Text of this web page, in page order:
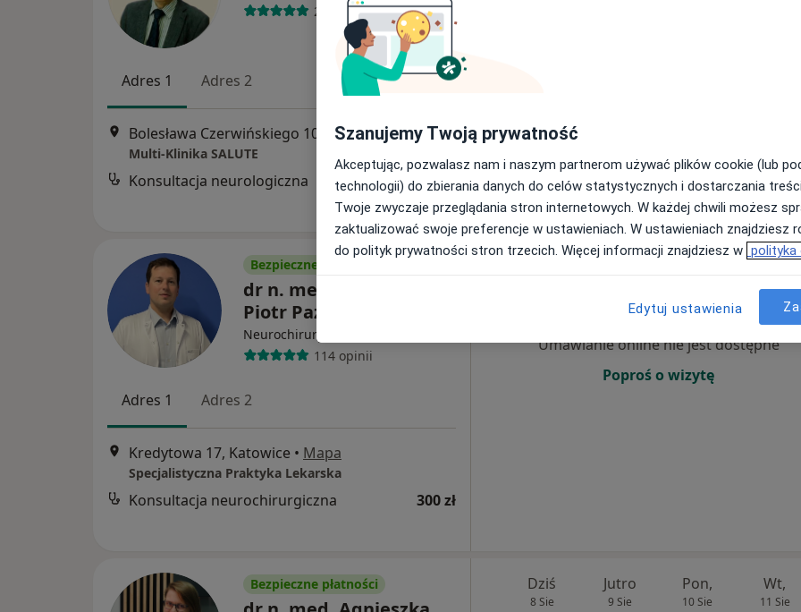
21 opinii
Adres 1 Adres 2
Bolesława Czerwińskiego 10, Katowice•Mapa
Multi-Klinika SALUTE
Konsultacja neurologiczna 300 zł
Bezpieczne płatności
dr n. med. i n. o zdr.
Piotr Paździora
Neurochirurg
114 opinii
Adres 1 Adres 2
Kredytowa 17, Katowice • Mapa
Specjalistyczna Praktyka Lekarska
Konsultacja neurochirurgiczna 300 zł
Pon, Wt,
Umawianie online nie jest dostępne
Poproś o wizytę
Bezpieczne płatności Dziś
8 Sie
Jutro
9 Sie
Pon,
10 Sie
Wt,
11 Sie
Szanujemy Twoją prywatność
Akceptując, pozwalasz nam i naszym partnerom używać plików cookie (lub
technologii) do zbierania danych do celów statystycznych i dostarczania
Twoje zwyczaje przeglądania stron internetowych. W każdej chwili możesz
zaktualizować swoje preferencje w ustawieniach. W ustawieniach znajdziesz
do polityk prywatności stron trzecich. Więcej informacji znajdziesz w polityka
Edytuj ustawienia